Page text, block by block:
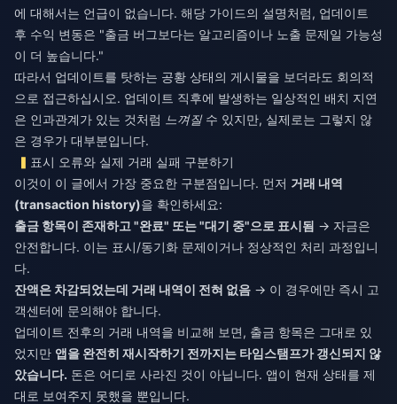
에 대해서는 언급이 없습니다. 해당 가이드의 설명처럼, 업데이트
후 수익 변동은 "출금 버그보다는 알고리즘이나 노출 문제일 가능성
이 더 높습니다."
따라서 업데이트를 탓하는 공황 상태의 게시물을 보더라도 회의적
으로 접근하십시오. 업데이트 직후에 발생하는 일상적인 배치 지연
은 인과관계가 있는 것처럼 느껴질수 있지만, 실제로는 그렇지 않
은 경우가 대부분입니다.
표시 오류와 실제 거래 실패 구분하기
이것이 이 글에서 가장 중요한 구분점입니다. 먼저 거래 내역
(transaction history)을 확인하세요:
출금 항목이 존재하고 "완료" 또는 "대기 중"으로 표시됨 → 자금은
안전합니다. 이는 표시/동기화 문제이거나 정상적인 처리 과정입니
다.
잔액은 차감되었는데 거래 내역이 전혀 없음 → 이 경우에만 즉시 고
객센터에 문의해야 합니다.
업데이트 전후의 거래 내역을 비교해 보면, 출금 항목은 그대로 있
었지만 앱을 완전히 재시작하기 전까지는 타임스탬프가 갱신되지 않
았습니다. 돈은 어디로 사라진 것이 아닙니다. 앱이 현재 상태를 제
대로 보여주지 못했을 뿐입니다.